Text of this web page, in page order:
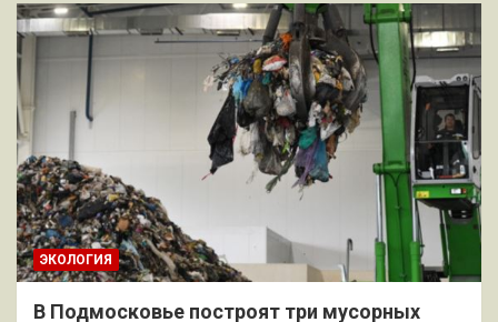
ЭКОЛОГИЯ
В Подмосковье построят три мусорных